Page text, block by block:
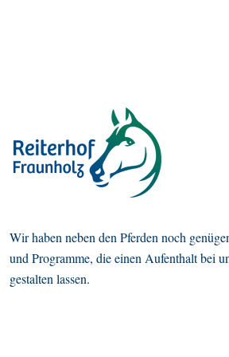
Wir haben neben den Pferden noch
und Programme, die einen Aufenthalt bei
gestalten lassen.